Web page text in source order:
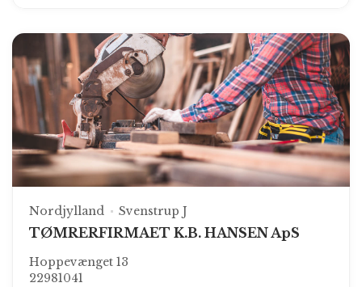
Nordjylland Svenstrup J
TØMRERFIRMAET K.B. HANSEN ApS
Hoppevænget 13
22981041